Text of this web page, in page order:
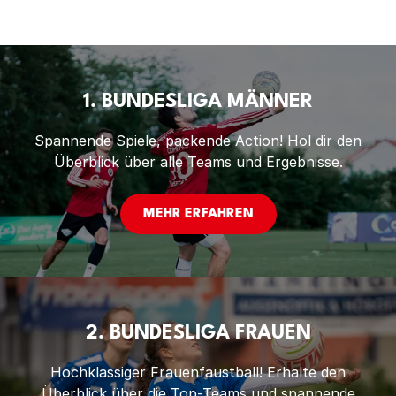
1. BUNDESLIGA MÄNNER
Spannende Spiele, packende Action! Hol dir den
Überblick über alle Teams und Ergebnisse.
MEHR ERFAHREN
2. BUNDESLIGA FRAUEN
Hochklassiger Frauenfaustball! Erhalte den